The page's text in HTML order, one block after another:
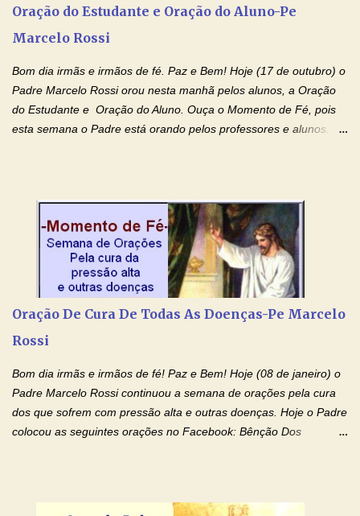
gerações, através de todas as raízes da minha árvore
genealógica. Que o Sangue de Jesus, purificador e vivificante,
Oração do Estudante e Oração do Aluno-Pe
Marcelo Rossi
Bom dia irmãs e irmãos de fé. Paz e Bem! Hoje (17 de outubro) o
Padre Marcelo Rossi orou nesta manhã pelos alunos, a Oração
do Estudante e Oração do Aluno. Ouça o Momento de Fé, pois
esta semana o Padre está orando pelos professores e alunos.
intelectualmente e espiritualmente para o dia da prova. Confie no
amor Ágape de Jesus e no amor materno de Nossa Senhora.
Fique com a paz de Jesus e o amor de Maria! Adriana-Devoção e
Fé Oração do Estudante I Senhor, eu sou estudante, e por sinal,
inteligente. Prova isto é o fato de eu estar aqui, conversando com
o Senhor. Obrigado pelo dom da inteligência e pela possibilidade
de estudar. Mas, como o Senhor sabe, a vida de estudante nem
sempre é fácil. A rotina cansa e o aprender exige uma série de
Oração De Cura De Todas As Doenças-Pe Marcelo
Rossi
Bom dia irmãs e irmãos de fé! Paz e Bem! Hoje (08 de janeiro) o
Padre Marcelo Rossi continuou a semana de orações pela cura
dos que sofrem com pressão alta e outras doenças. Hoje o Padre
colocou as seguintes orações no Facebook: Bênção Dos
Senhora! Adriana-Devoção e Fé Bênção Dos Enfermos O Senhor